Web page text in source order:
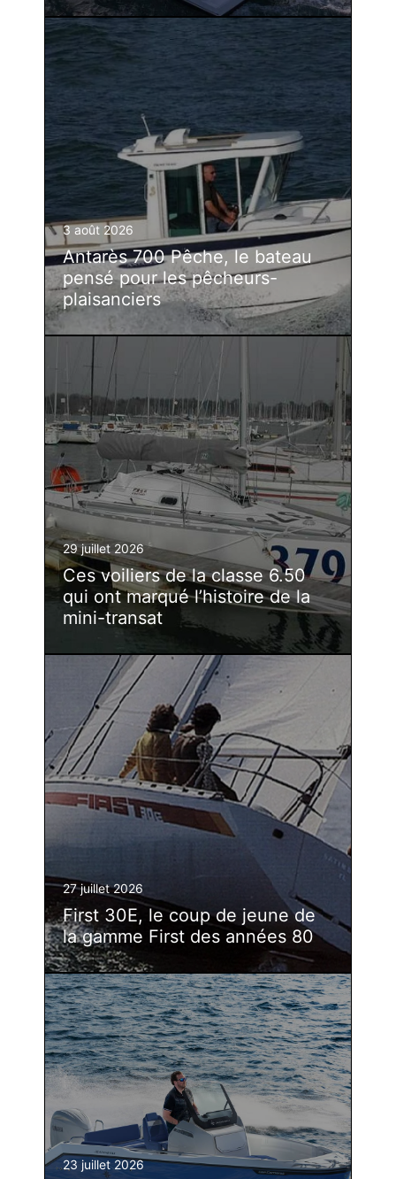
3 août 2026
Antarès 700 Pêche, le bateau
pensé pour les pêcheurs-
plaisanciers
29 juillet 2026
Ces voiliers de la classe 6.50
qui ont marqué l’histoire de la
mini-transat
27 juillet 2026
First 30E, le coup de jeune de
la gamme First des années 80
23 juillet 2026